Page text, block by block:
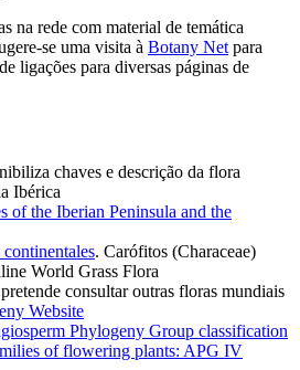
na rede com material de temática
se uma visita à Botany Net para
ligações para diversas páginas de
chaves e descrição da flora
Ibérica
of the Iberian Peninsula and the
. Carófitos (Characeae)
World Grass Flora
consultar outras floras mundiais
Website
Phylogeny Group classification
of flowering plants: APG IV